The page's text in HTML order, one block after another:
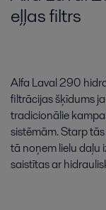
eļļasfiltrs
Alfa Laval290
filtrācijasšķīdums
tradicionālie
sistēmām.Starptās
tā noņemlieludaļu
saistītasar